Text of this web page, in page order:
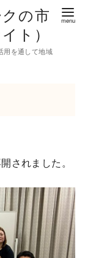
の市
ト）
用を通して地域
されました。